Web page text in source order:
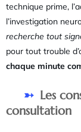
technique prime,
l’investigation
recherche tout
pour tout trouble
chaque minute
Les
consultation